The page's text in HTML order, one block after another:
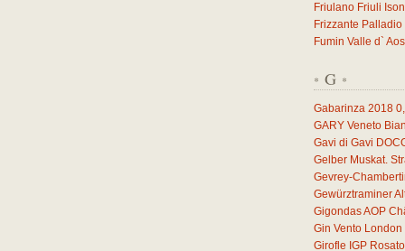
Friulano Friuli
Frizzante Palladio
Fumin Valle d`
* G *
Gabarinza 2018
GARY Veneto
Gavi di Gavi
Gelber Muskat.
Gevrey-
Gewürztraminer
Gigondas AOP
Gin Vento London
Girofle IGP